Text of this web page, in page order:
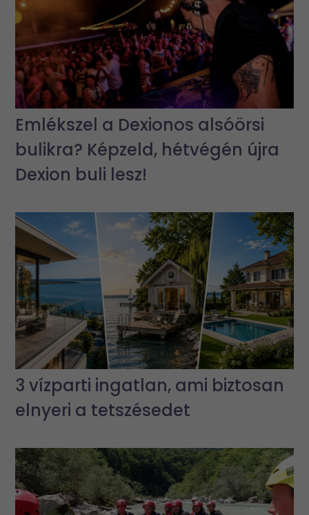
Emlékszel a Dexionos alsóörsi
bulikra? Képzeld, hétvégén újra
Dexion buli lesz!
3 vízparti ingatlan, ami biztosan
elnyeri a tetszésedet